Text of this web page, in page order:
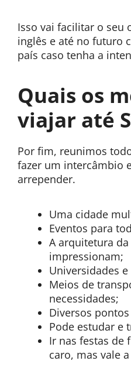
Isso vai facilitar o seu
inglês e até no futuro
país caso tenha a
Quais os
viajar até
Por fim, reunimos
fazer um intercâmbio
arrepender.
Uma cidade
Eventos para
A arquitetura
impressionam;
Universidades
Meios de
necessidades;
Diversos
Pode estudar e
Ir nas festas de
caro, mas vale